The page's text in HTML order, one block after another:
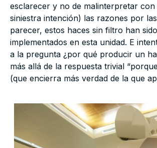
esclarecer y no de malinterpretar con
siniestra intención) las razones por
parecer, estos haces sin filtro han sido
implementados en esta unidad. E
a la pregunta ¿por qué producir un
más allá de la respuesta trivial
(que encierra más verdad de la que